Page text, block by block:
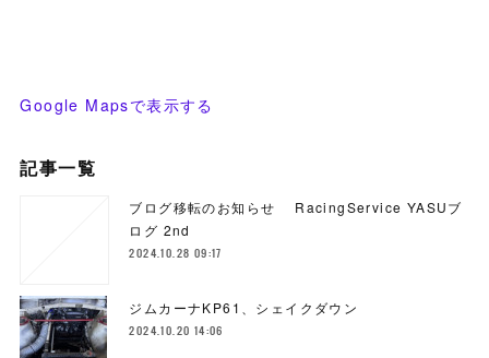
Google Mapsで表示する
記事一覧
ブログ移転のお知らせ RacingService YASUブ
ログ 2nd
2024.10.28 09:17
ジムカーナKP61、シェイクダウン
2024.10.20 14:06